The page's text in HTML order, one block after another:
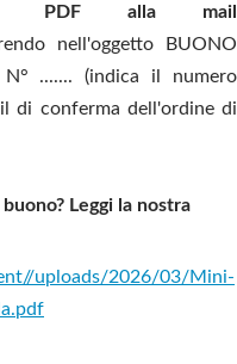
PDF alla mail
nell'oggetto BUONO
N° ....... (indica il numero
di conferma dell'ordine di
Leggi la nostra
uploads/2026/03/Mini-